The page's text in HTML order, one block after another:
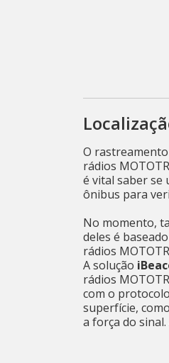
O
rádios
é vital saber se
ônibus para
No momento,
deles é
rádios
A solução
rádios
com o
superfície,
a força do